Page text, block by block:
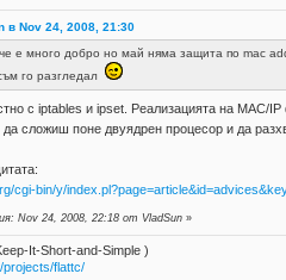
в Nov 24, 2008, 21:30
е много добро но май няма защита по mac
го разгледал
с iptables и ipset. Реализацията на MAC/
сложиш поне двуядрен процесор и да
cgi-bin/y/
Nov 24, 2008, 22:18 от VladSun »
It-Short-and-Simple )
projects/flattc/